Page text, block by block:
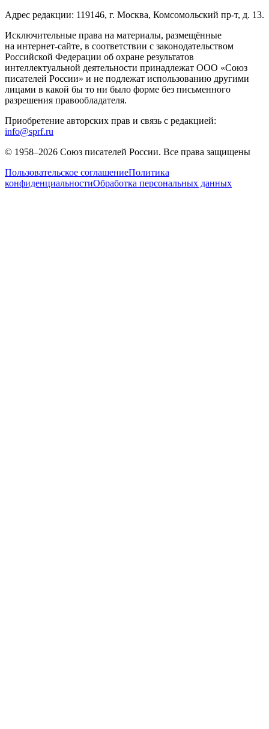
Адрес редакции: 119146, г. Москва, Комсомольский пр-т, д. 13.
Исключительные права на материалы, размещённые
на интернет-сайте, в соответствии с законодательством
Российской Федерации об охране результатов
интеллектуальной деятельности принадлежат ООО «Союз
писателей России» и не подлежат использованию другими
лицами в какой бы то ни было форме без письменного
разрешения правообладателя.
Приобретение авторских прав и связь с редакцией:
info@sprf.ru
© 1958–2026 Союз писателей России. Все права защищены
Пользовательское соглашениеПолитика
конфиденциальностиОбработка персональных данных